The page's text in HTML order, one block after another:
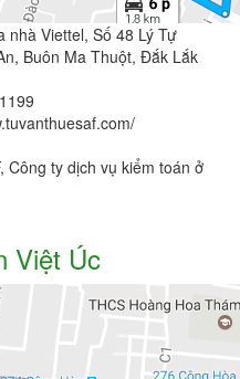
nhà Viettel, Số 48 Lý Tự
Buôn Ma Thuột, Đắk Lắk
Công ty dịch vụ kiểm toán ở
Việt Úc